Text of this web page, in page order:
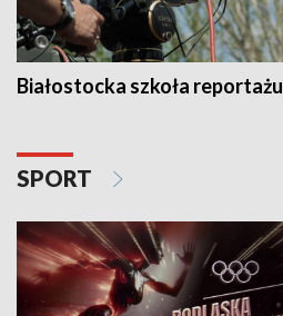
Białostocka szkoła reportażu
SPORT